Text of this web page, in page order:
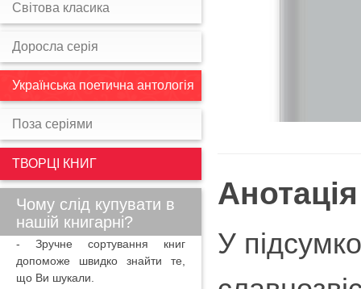
Анотація
У
Світова класика
Доросла серія
Українська поетична антологія
Поза серіями
ТВОРЦІ КНИГ
Чому слід купувати в
нашій книгарні?
- Зручне сортування книг
допоможе швидко знайти те,
що Ви шукали.